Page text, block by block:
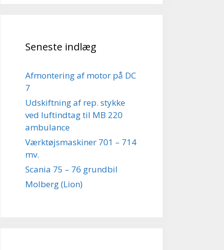
Seneste indlæg
Afmontering af motor på DC
7
Udskiftning af rep. stykke
ved luftindtag til MB 220
ambulance
Værktøjsmaskiner 701 – 714
mv.
Scania 75 – 76 grundbil
Molberg (Lion)